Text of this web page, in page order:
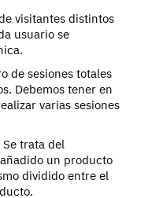
visitantes distintos
usuario se
de sesiones totales
Debemos tener en
varias sesiones
Se trata del
un producto
dividido entre el